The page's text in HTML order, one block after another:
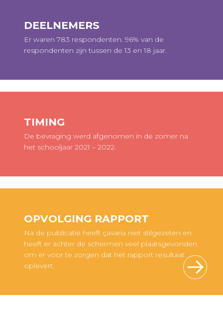
DEELNEMERS
Er waren 783 respondenten. 96% van de
respondenten zijn tussen de 13 en 18 jaar.
TIMING
De bevraging werd afgenomen in de zomer na
het schooljaar 2021 – 2022​.
OPVOLGING RAPPORT
Na de publicatie heeft çavaria niet stilgezeten en
heeft er achter de schermen veel plaatsgevonden
om er voor te zorgen dat het rapport resultaat
oplevert.